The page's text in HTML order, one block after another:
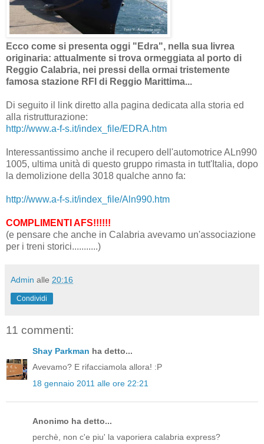
Ecco come si presenta oggi "Edra", nella sua livrea
originaria: attualmente si trova ormeggiata al porto di
Reggio Calabria, nei pressi della ormai tristemente
famosa stazione RFI di Reggio Marittima...
Di seguito il link diretto alla pagina dedicata alla storia ed
alla ristrutturazione:
http://www.a-f-s.it/index_file/EDRA.htm
Interessantissimo anche il recupero dell'automotrice ALn990
1005, ultima unità di questo gruppo rimasta in tutt'Italia, dopo
la demolizione della 3018 qualche anno fa:
http://www.a-f-s.it/index_file/Aln990.htm
COMPLIMENTI AFS!!!!!!
(e pensare che anche in Calabria avevamo un'associazione
per i treni storici...........)
Admin alle 20:16
Condividi
11 commenti:
Shay Parkman ha detto...
Avevamo? E rifacciamola allora! :P
18 gennaio 2011 alle ore 22:21
Anonimo ha detto...
perchè, non c'e piu' la vaporiera calabria express?